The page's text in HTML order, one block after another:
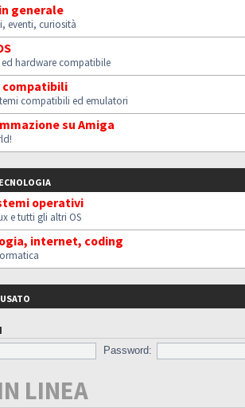
generale
eventi, curiosità
ed hardware compatibile
compatibili
compatibili ed emulatori
su Amiga
operativi
e tutti gli altri OS
internet, coding
Password:
LINEA